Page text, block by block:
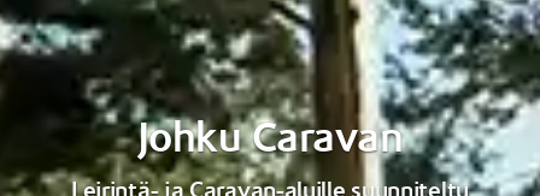
Johku Caravan
Leirintä- ja Caravan-aluille suunniteltu